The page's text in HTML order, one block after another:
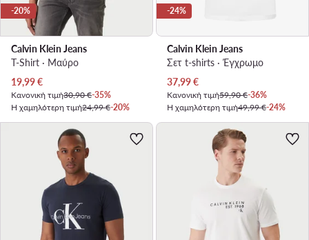
-20%
Calvin Klein Jeans
T-Shirt · Μαύρο
Τρέχουσα τιμή
19,99€
Κανονική τιμή30,90 €-35%
Η χαμηλότερη τιμή24,99 €-20%
-24%
Calvin Klein Jeans
Σετ t-shirts · Έγχρωμο
Τρέχουσα τιμή
37,99€
Κανονική τιμή59,90 €-36%
Η χαμηλότερη τιμή49,99 €-24%